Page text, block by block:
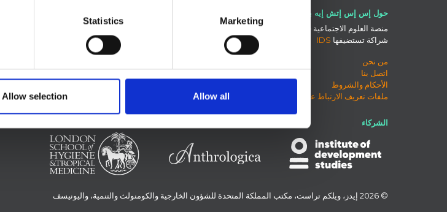
Statistics Marketing
Allow selection Allow all
حول إس إس إتش إيه بي
منصة العلوم الاجتماعية في العمل الإنساني هي
شراكة تستضيفها IDS
من نحن
اتصل بنا
الأحكام والشروط
ملفات تعريف الارتباط على هذا الموقع
الشركاء
© 2026 إيدز، ويلكم تراست، مكتب المملكة المتحدة للشؤون الخارجية والكومنولث والتنمية، واليونيسف